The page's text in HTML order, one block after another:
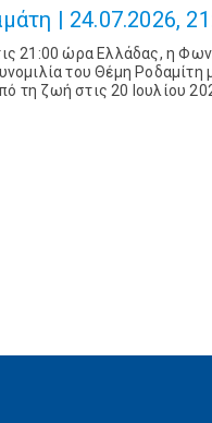
| 24.07.2026,
21:00 ώρα Ελλάδας, η
του Θέμη Ροδαμίτη
τη ζωή στις 20 Ιουλίου